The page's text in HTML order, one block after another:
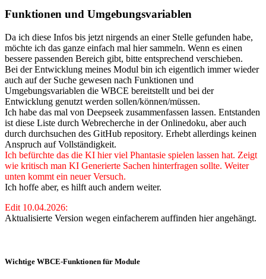
Funktionen und Umgebungsvariablen
Da ich diese Infos bis jetzt nirgends an einer Stelle gefunden habe,
möchte ich das ganze einfach mal hier sammeln. Wenn es einen
bessere passenden Bereich gibt, bitte entsprechend verschieben.
Bei der Entwicklung meines Modul bin ich eigentlich immer wieder
auch auf der Suche gewesen nach Funktionen und
Umgebungsvariablen die WBCE bereitstellt und bei der
Entwicklung genutzt werden sollen/können/müssen.
Ich habe das mal von Deepseek zusammenfassen lassen. Entstanden
ist diese Liste durch Webrecherche in der Onlinedoku, aber auch
durch durchsuchen des GitHub repository. Erhebt allerdings keinen
Anspruch auf Vollständigkeit.
Ich befürchte das die KI hier viel Phantasie spielen lassen hat. Zeigt
wie kritisch man KI Generierte Sachen hinterfragen sollte. Weiter
unten kommt ein neuer Versuch.
Ich hoffe aber, es hilft auch andern weiter.
Edit 10.04.2026:
Aktualisierte Version wegen einfacherem auffinden hier angehängt.
Wichtige WBCE-Funktionen für Module